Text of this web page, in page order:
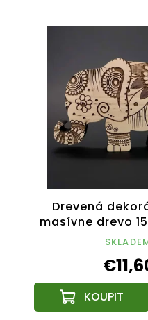
Drevená
masívne drevo